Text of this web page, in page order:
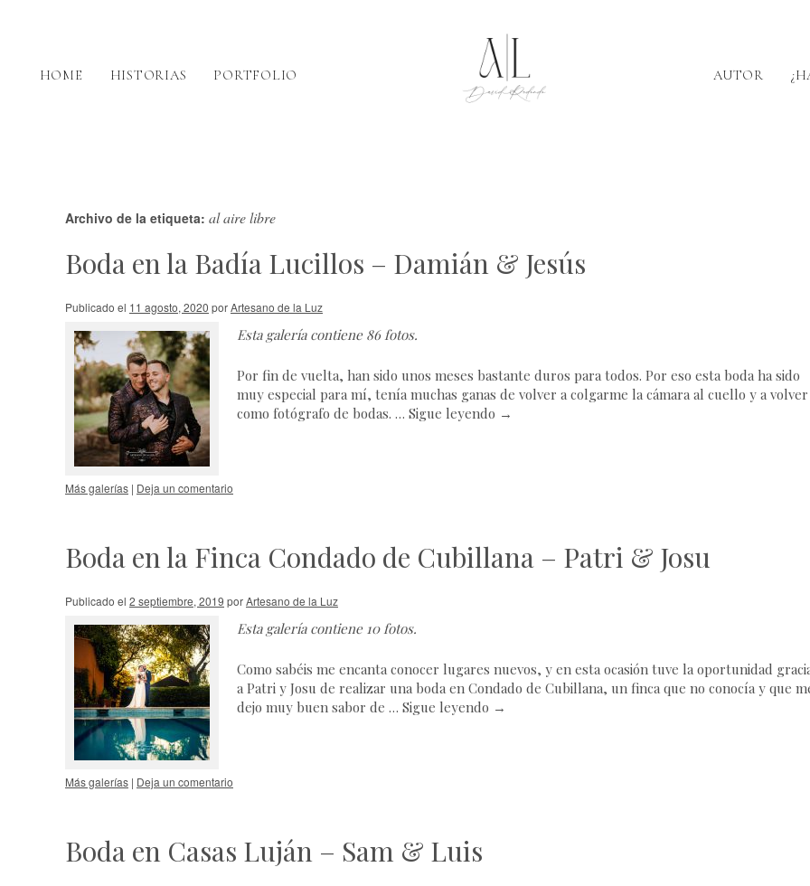
HOME HISTORIAS PORTFOLIO AUTOR
Archivo de la etiqueta: al aire libre
Boda en la Badía Lucillos – Damián & Jesús
Publicado el 11 agosto, 2020 porArtesano de la Luz
Esta galería contiene 86 fotos.
Por fin de vuelta, han sido unos meses bastante duros para todos. Por eso esta boda ha sido
muy especial para mí, tenía muchas ganas de volver a colgarme la cámara al cuello y a volver
como fotógrafo de bodas. … Sigue leyendo →
Más galerías | Deja un comentario
Boda en la Finca Condado de Cubillana – Patri & Josu
Publicado el 2 septiembre, 2019 porArtesano de la Luz
Esta galería contiene 10 fotos.
Como sabéis me encanta conocer lugares nuevos, y en esta ocasión tuve la oportunidad
a Patri y Josu de realizar una boda en Condado de Cubillana, un finca que no conocía y que
dejo muy buen sabor de … Sigue leyendo →
Más galerías | Deja un comentario
Boda en Casas Luján – Sam & Luis